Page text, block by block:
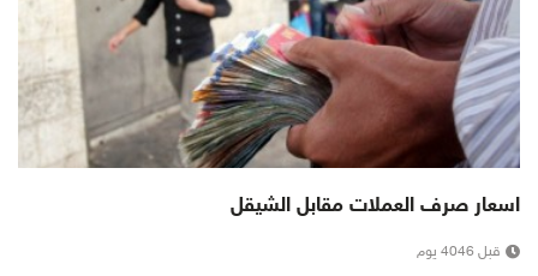
اسعار صرف العملات مقابل الشيقل
قبل 4046 يوم